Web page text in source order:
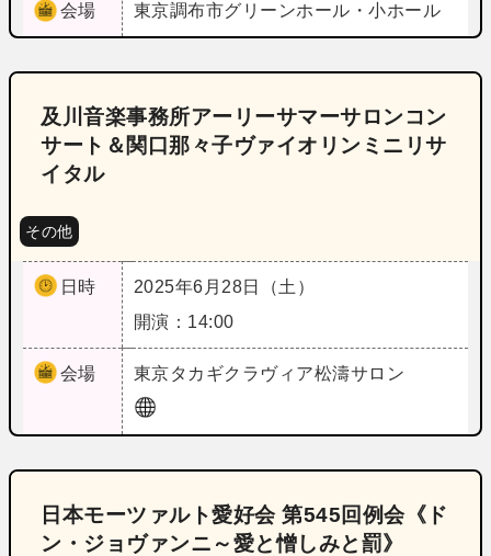
会場 東京調布市グリーンホール・小ホール
及川音楽事務所アーリーサマーサロンコン
サート＆関口那々子ヴァイオリンミニリサ
イタル
その他
日時
2025年6月28日（土）
開演：14:00
会場 東京タカギクラヴィア松濤サロン
日本モーツァルト愛好会 第545回例会《ド
ン・ジョヴァンニ～愛と憎しみと罰》